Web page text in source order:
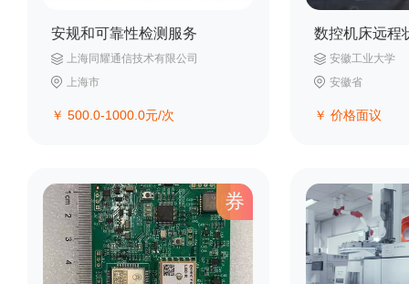
安规和可靠性检测服务
上海同耀通信技术有限公司
上海市
￥ 500.0-1000.0元/次
安徽工业大学
安徽省
￥ 价格面议
券